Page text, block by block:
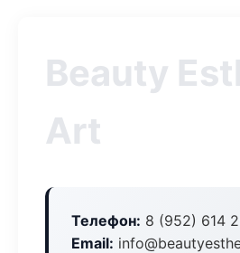
Beauty
Art
Телефон: 8 (952) 614
Email: